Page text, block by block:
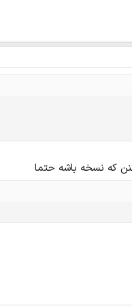
که نسخه باشه حتما